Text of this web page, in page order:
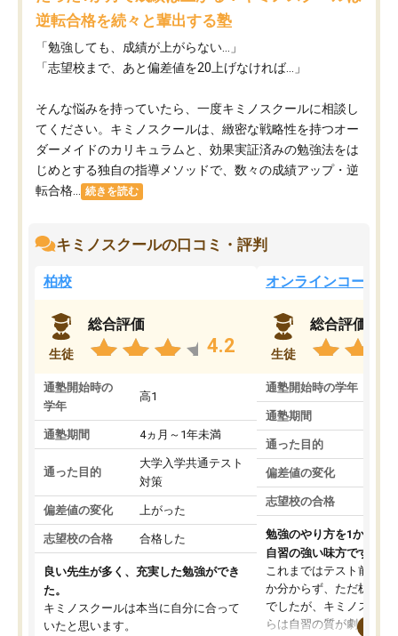
逆転合格を続々と輩出する塾
「勉強しても、成績が上がらない…」
「志望校まで、あと偏差値を20上げなければ…」
そんな悩みを持っていたら、一度キミノスクールに相談し
てください。キミノスクールは、緻密な戦略性を持つオー
ダーメイドのカリキュラムと、効果実証済みの勉強法をは
じめとする独自の指導メソッドで、数々の成績アップ・逆
転合格...
続きを読む
キミノスクールの口コミ・評判
柏校
生徒
総合評価
4.2
通塾開始時の
学年
高1
通塾期間 4ヵ月～1年未満
通った目的
大学入学共通テスト
対策
偏差値の変化 上がった
志望校の合格 合格した
良い先生が多く、充実した勉強ができ
た。
キミノスクールは本当に自分に合って
いたと思います。
オンラインコース
生徒
総合評価
通塾開始時の学年
通塾期間
通った目的
偏差値の変化
志望校の合格
勉強のやり方を1から教
自習の強い味方です。
これまではテスト前に何
か分からず、ただ机に座
でしたが、キミノスクー
らは自習の質が劇的に変